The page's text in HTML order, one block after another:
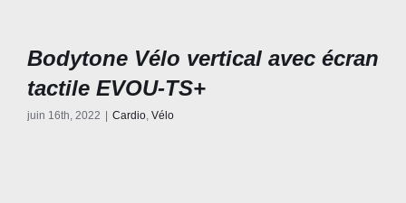
Bodytone Vélo vertical avec écran
tactile EVOU-TS+
juin 16th, 2022 Cardio, Vélo